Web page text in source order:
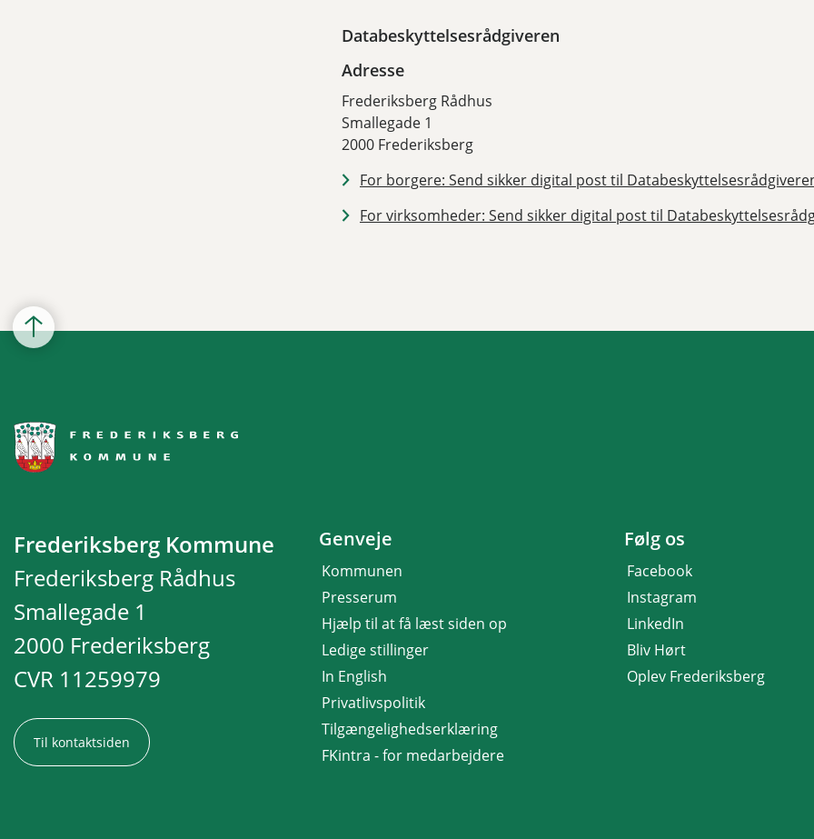
Databeskyttelsesrådgiveren
Adresse
Frederiksberg Rådhus
Smallegade 1
2000 Frederiksberg
For borgere: Send sikker digital post til
For virksomheder: Send sikker digital post til
Frederiksberg Kommune
Frederiksberg Rådhus
Smallegade 1
2000 Frederiksberg
CVR 11259979
Til kontaktsiden
Genveje
Kommunen
Presserum
Hjælp til at få læst siden op
Ledige stillinger
In English
Privatlivspolitik
Tilgængelighedserklæring
FKintra - for medarbejdere
Følg os
Facebook
Instagram
LinkedIn
Bliv Hørt
Oplev Frederiksberg